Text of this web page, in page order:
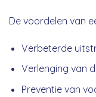
De voordelen van
Verbeterde
Verlenging van
Preventie van